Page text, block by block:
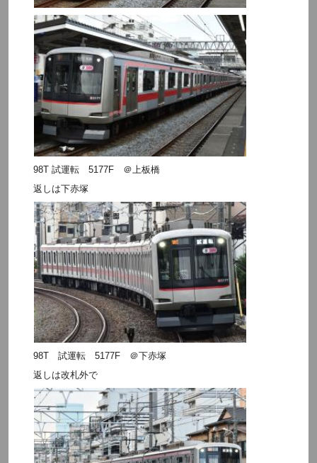
98T 試運転 5177F ＠上板橋
返しは下赤塚
98T 試運転 5177F ＠下赤塚
返しは改札外で